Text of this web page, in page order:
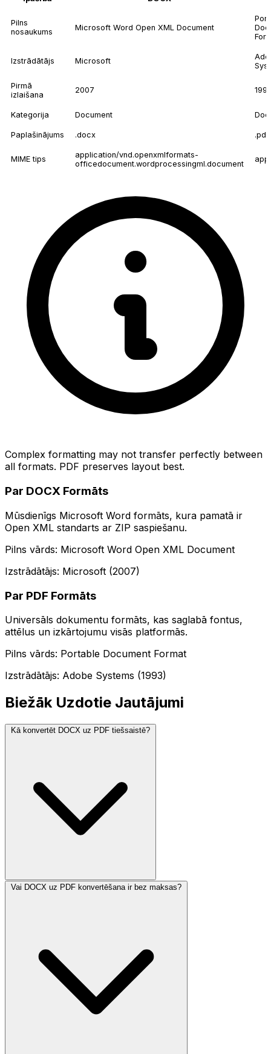
Pilns
nosaukums
Microsoft Word Open XML Document
Izstrādātājs Microsoft
Pirmā
izlaišana
2007
Kategorija Document
Paplašinājums .docx .pdf
MIME tips
application/vnd.openxmlformats-
officedocument.wordprocessingml.document
Complex formatting may not transfer perfectly between
all formats. PDF preserves layout best.
Par DOCX Formāts
Mūsdienīgs Microsoft Word formāts, kura pamatā ir
Open XML standarts ar ZIP saspiešanu.
Pilns vārds: Microsoft Word Open XML Document
Izstrādātājs: Microsoft (2007)
Par PDF Formāts
Universāls dokumentu formāts, kas saglabā fontus,
attēlus un izkārtojumu visās platformās.
Pilns vārds: Portable Document Format
Izstrādātājs: Adobe Systems (1993)
Biežāk Uzdotie Jautājumi
Kā konvertēt DOCX uz PDF tiešsaistē?
Vai DOCX uz PDF konvertēšana ir bez maksas?